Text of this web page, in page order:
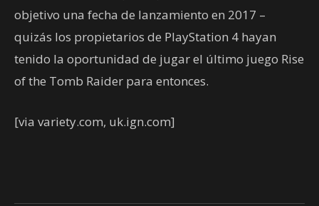
objetivo una fecha de lanzamiento en 2017 –
quizás los propietarios de PlayStation 4 hayan
tenido la oportunidad de jugar el último juego Rise
of the Tomb Raider para entonces.
[via variety.com, uk.ign.com]